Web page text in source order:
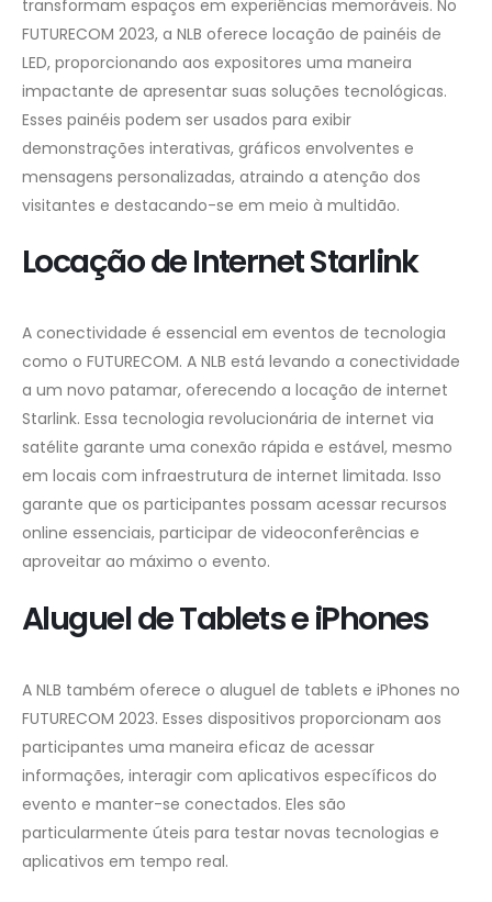
transformam espaços em experiências memoráveis. No
FUTURECOM 2023, a NLB oferece locação de painéis de
LED, proporcionando aos expositores uma maneira
impactante de apresentar suas soluções tecnológicas.
Esses painéis podem ser usados para exibir
demonstrações interativas, gráficos envolventes e
mensagens personalizadas, atraindo a atenção dos
visitantes e destacando-se em meio à multidão.
Locação de Internet Starlink
A conectividade é essencial em eventos de tecnologia
como o FUTURECOM. A NLB está levando a conectividade
a um novo patamar, oferecendo a locação de internet
Starlink. Essa tecnologia revolucionária de internet via
satélite garante uma conexão rápida e estável, mesmo
em locais com infraestrutura de internet limitada. Isso
garante que os participantes possam acessar recursos
online essenciais, participar de videoconferências e
aproveitar ao máximo o evento.
Aluguel de Tablets e iPhones
A NLB também oferece o aluguel de tablets e iPhones no
FUTURECOM 2023. Esses dispositivos proporcionam aos
participantes uma maneira eficaz de acessar
informações, interagir com aplicativos específicos do
evento e manter-se conectados. Eles são
particularmente úteis para testar novas tecnologias e
aplicativos em tempo real.